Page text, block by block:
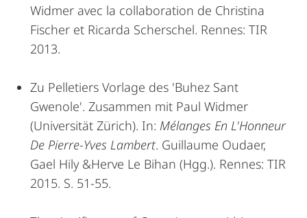
Widmer avec la collaboration de Christina
Fischer et Ricarda Scherschel. Rennes: TIR
2013.
Zu Pelletiers Vorlage des 'Buhez Sant
Gwenole'. Zusammen mit Paul Widmer
(Universität Zürich). In: Mélanges En L'Honneur
De Pierre-Yves Lambert. Guillaume Oudaer,
Gael Hily &Herve Le Bihan (Hgg.). Rennes: TIR
2015. S. 51-55.